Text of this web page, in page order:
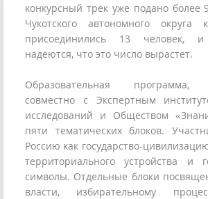
конкурсный трек уже подано более
Чукотского автономного
присоединились 13 человек, и
надеются, что это число вырастет.
Образовательная программа,
совместно с Экспертным
исследований и Обществом
пяти тематических блоков.
Россию как государство-
территориального устройства и
символы. Отдельные блоки
власти, избирательному